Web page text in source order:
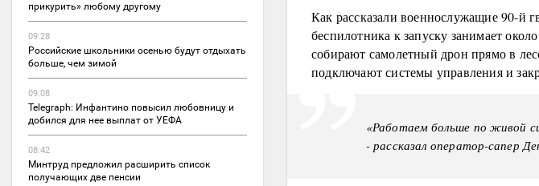
прикурить» любому другому
09:28
Российские школьники осенью будут отдыхать
больше, чем зимой
09:08
Telegraph: Инфантино повысил любовницу и
добился для нее выплат от УЕФА
08:42
Минтруд предложил расширить список
получающих две пенсии
Как рассказали военнослужащие 90-й
беспилотника к запуску занимает
собирают самолетный дрон прямо в
подключают системы управления и
«Работаем больше по живой
- рассказал оператор-сапер